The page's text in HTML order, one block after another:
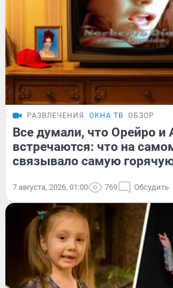
РАЗВЛЕЧЕНИЯ ОКНА ТВ ОБЗОР
Все думали, что Орейро и
встречаются: что на
связывало самую
7 августа, 2026, 01:00 769 Обсудить